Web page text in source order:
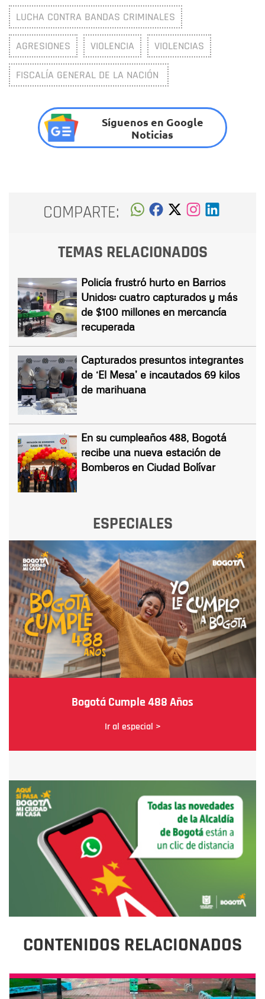
LUCHA CONTRA BANDAS CRIMINALES
AGRESIONES VIOLENCIA VIOLENCIAS
FISCALÍA GENERAL DE LA NACIÓN
Síguenos en Google
Noticias
COMPARTE:
TEMAS RELACIONADOS
Policía frustró hurto en Barrios
Unidos: cuatro capturados y más
de $100 millones en mercancía
recuperada
Capturados presuntos integrantes
de ‘El Mesa’ e incautados 69 kilos
de marihuana
En su cumpleaños 488, Bogotá
recibe una nueva estación de
Bomberos en Ciudad Bolívar
ESPECIALES
Bogotá Cumple 488 Años
Ir al especial >
CONTENIDOS RELACIONADOS